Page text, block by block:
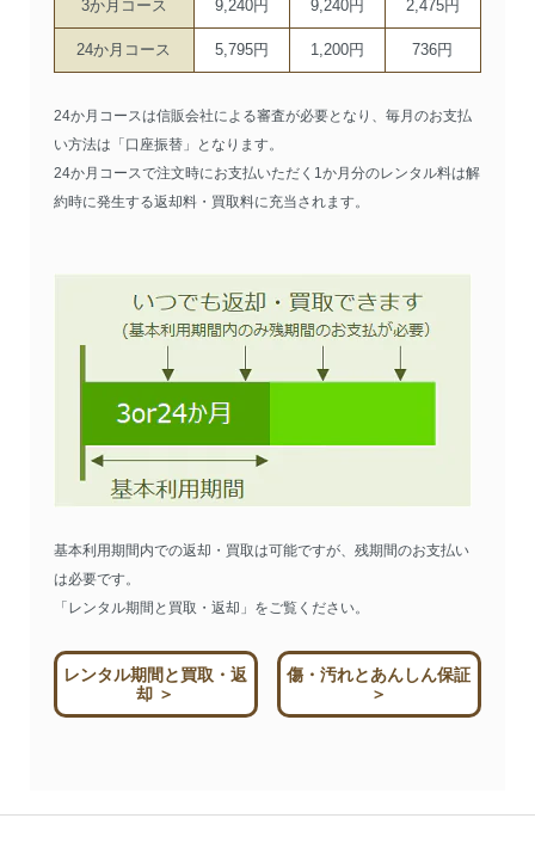
3か月コース 9,240円 9,240円 2,475円
24か月コース 5,795円 1,200円 736円
24か月コースは信販会社による審査が必要となり、毎月のお支払
い方法は「口座振替」となります。
24か月コースで注文時にお支払いただく1か月分のレンタル料は解
約時に発生する返却料・買取料に充当されます。
基本利用期間内での返却・買取は可能ですが、残期間のお支払い
は必要です。
「レンタル期間と買取・返却」をご覧ください。
レンタル期間と買取・返
却 ＞
傷・汚れとあんしん保証
＞